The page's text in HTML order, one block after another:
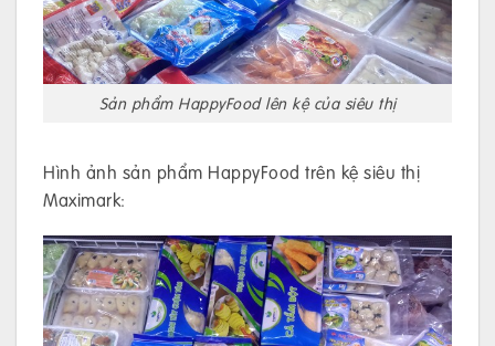
Sản phẩm HappyFood lên kệ của siêu thị
Hình ảnh sản phẩm HappyFood trên kệ siêu thị
Maximark: